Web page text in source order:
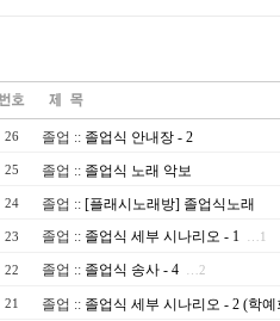
26 졸업 :: 졸업식 안내장 - 2
25 졸업 :: 졸업식 노래 악보
24 졸업 :: [플래시노래방] 졸업식노래
23 졸업 :: 졸업식 세부 시나리오 - 1 …1
22 졸업 :: 졸업식 송사 - 4 …2
21 졸업 :: 졸업식 세부 시나리오 - 2 (학